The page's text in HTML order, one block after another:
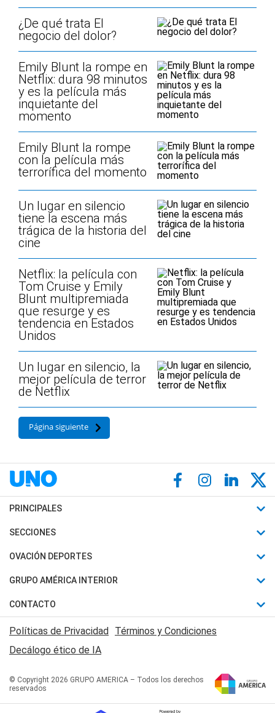
¿De qué trata El
negocio del dolor?
Emily Blunt la rompe en
Netflix: dura 98 minutos
y es la película más
inquietante del
momento
Emily Blunt la rompe
con la película más
terrorífica del momento
Un lugar en silencio
tiene la escena más
trágica de la historia del
cine
Netflix: la película con
Tom Cruise y Emily
Blunt multipremiada
que resurge y es
tendencia en Estados
Unidos
Un lugar en silencio, la
mejor película de terror
de Netflix
Página siguiente
PRINCIPALES
Últimas Noticias
Política
Judiciales
Economia
SECCIONES
Horóscopo
Motores
Trucos caseros
Series y Películas
Edictos y Solicitadas
OVACIÓN DEPORTES
Fútbol
Mundial
Automovilismo
Rugby
Básquet
GRUPO AMÉRICA INTERIOR
Canal 7 en Vivo
San Juan 8
CONTACTO
Acerca de Nosotros
Contactanos
Políticas de Privacidad Términos y Condiciones
Decálogo ético de IA
© Copyright 2026 GRUPO AMERICA – Todos los derechos
reservados